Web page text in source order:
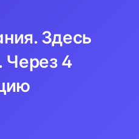
Здесь
Через 4